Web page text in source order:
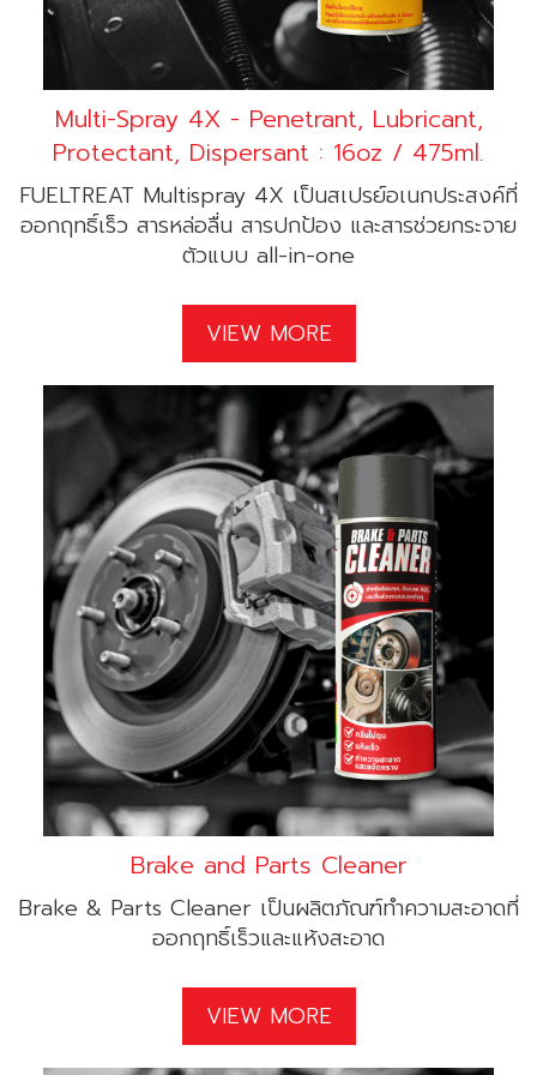
Multi-Spray 4X - Penetrant, Lubricant,
Protectant, Dispersant : 16oz / 475ml.
FUELTREAT Multispray 4X เป็นสเปรย์อเนกประสงค์ที่
ออกฤทธิ์เร็ว สารหล่อลื่น สารปกป้อง และสารช่วยกระจาย
ตัวแบบ all-in-one
VIEW MORE
Brake and Parts Cleaner
Brake & Parts Cleaner เป็นผลิตภัณฑ์ทำความสะอาดที่
ออกฤทธิ์เร็วและแห้งสะอาด
VIEW MORE